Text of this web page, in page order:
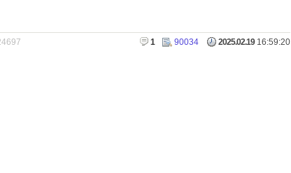
2025.02.1916:59:20
90034
1